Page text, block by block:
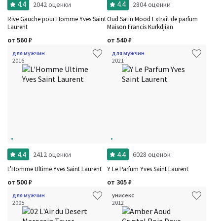
4.4 2042 оценки
Rive Gauche pour Homme Yves Saint
Laurent
от 560₽
4.4 2804 оценки
Oud Satin Mood Extrait de parfum
Maison Francis Kurkdjian
от 540₽
для мужчин
2016
4.4 2412 оценки
L'Homme Ultime Yves Saint Laurent
от 500₽
для мужчин
2021
4.4 6028 оценок
Y Le Parfum Yves Saint Laurent
от 305₽
для мужчин
2005
унисекс
2012